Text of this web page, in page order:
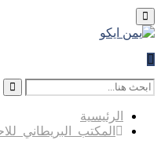
Primary
Menu
Search
for:
الرئيسية